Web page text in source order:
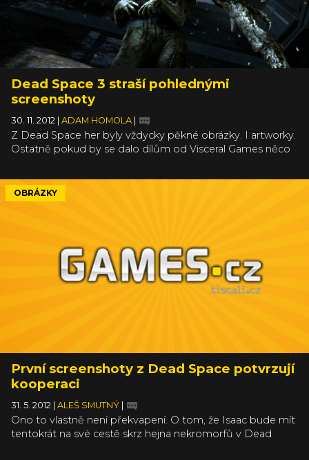
Dead Space 3 straší pohlednými
screenshoty
30. 11. 2012 ADAM HOMOLA
Z Dead Space her byly vždycky pěkné obrázky. I artworky.
Ostatně pokud by se dalo dílům od Visceral Games něco
stránka věci - vizuálně jsou hry povedené a zvuk i hudba
jsou také na úrovni. Ve stejném trendu pokračuje i Dead
Space 3, který se dnes dočkal několika nových obrázků a
end PC (a určitě i trošku máznuté ve Photoshopu), ale to
jim na kráse nic neubírá. Po rozkliku se jimi můžete náležitě
pokochat:
OBRÁZKY
První screenshoty z Dead Space potvrzují
kooperaci
31. 5. 2012 ALEŠ SMUTNÝ
Ono to vlastně není překvapení. O tom, že Isaac bude mít
tentokrát na své cestě skrz hejna nekromorfů v Dead